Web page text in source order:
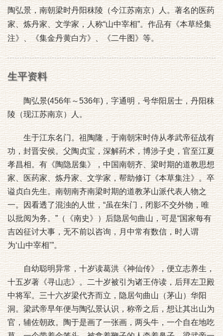
陶弘景，南朝梁时丹阳秣陵（今江苏南京）人。著名的医药
家、炼丹家、文学家，人称“山中宰相”。作品有《本草经集
注》、《集金丹黄白方》、《二牛图》等。
生平资料
陶弘景(456年～536年)，字通明，号华阳居士，丹阳秣
陵（现江苏南京）人。
生于江东名门。祖陶隆，于南朝宋时侍从孝武帝征战有
功，封晋安侯。父陶贞宝，深解药术，博涉子史，官至江夏
孝昌相。有《陶隐居集》，中国南朝齐、梁时期的道教思想
家、医药家、炼丹家、文学家，帮助修订《本草集注》。卒
谥贞白先生。南朝南齐南梁时期的道教茅山派代表人物之
一。因看透了混浊的人世，“虽在朱门，闭影不交外物，唯
以批阅为务。”（《南史》）后隐居句曲山，可是“国家每有
吉凶征讨大事，无不前以咨询，月中常有数信，时人谓
为‘山中宰相’”。
自幼聪明异常，十岁读葛洪《神仙传》，便立志养生，
十五岁著《寻山志》。二十岁被引为诸王侍读，后拜左卫殿
中将军。三十六岁梁代齐而立，隐居句曲山（茅山）华阳
洞。梁武帝早年便与陶弘景认识，称帝之后，想让其出山为
官，辅佐朝政。陶于是画了一张画，两头牛，一个自在地吃